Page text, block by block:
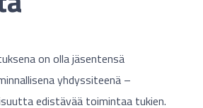
on olla jäsentensä
yhdyssiteenä –
edistävää toimintaa tukien.